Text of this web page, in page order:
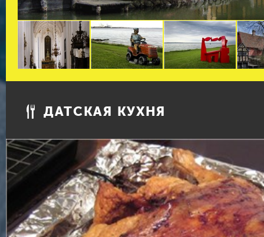
ДАТСКАЯ КУХНЯ